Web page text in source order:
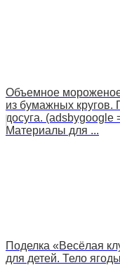
Объемное мороженое
из бумажных кругов.
досуга. (adsbygoogle
Материалы для ...
Поделка «Весёлая
для детей. Тело